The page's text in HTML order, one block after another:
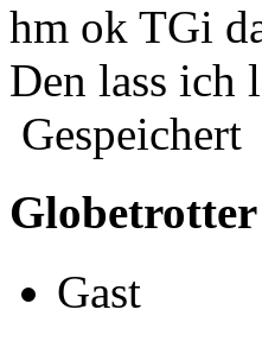
hm ok TGi
Den lass ich
Gespeichert
Globetrotter
Gast